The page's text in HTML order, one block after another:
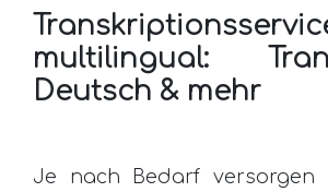
multilingual:
Deutsch & mehr
Je nach Bedarf versorgen